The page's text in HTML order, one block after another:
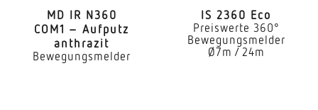
Anwendung, Ort
Innenbereich
MD IR N360
COM1 – Aufputz
anthrazit
Bewegungsmelder
IS 2360 Eco
Preiswerte 360°
Bewegungsmelder
Ø7m / 24m